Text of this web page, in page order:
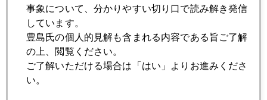
ＮＹ金、１００ドルを超す連騰、円建ても高い
2020年03月24日
ＦＲＢバズーカ再びさく裂、ＮＹ金、暴騰
事象について、分かりやすい切り口で読み解き発信
しています。
豊島氏の個人的見解も含まれる内容である旨ご了解
の上、閲覧ください。
ご了解いただける場合は「はい」よりお進みくださ
い。